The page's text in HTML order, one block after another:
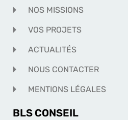
NOS MISSIONS
VOS PROJETS
ACTUALITÉS
NOUS CONTACTER
MENTIONS LÉGALES
BLS CONSEIL